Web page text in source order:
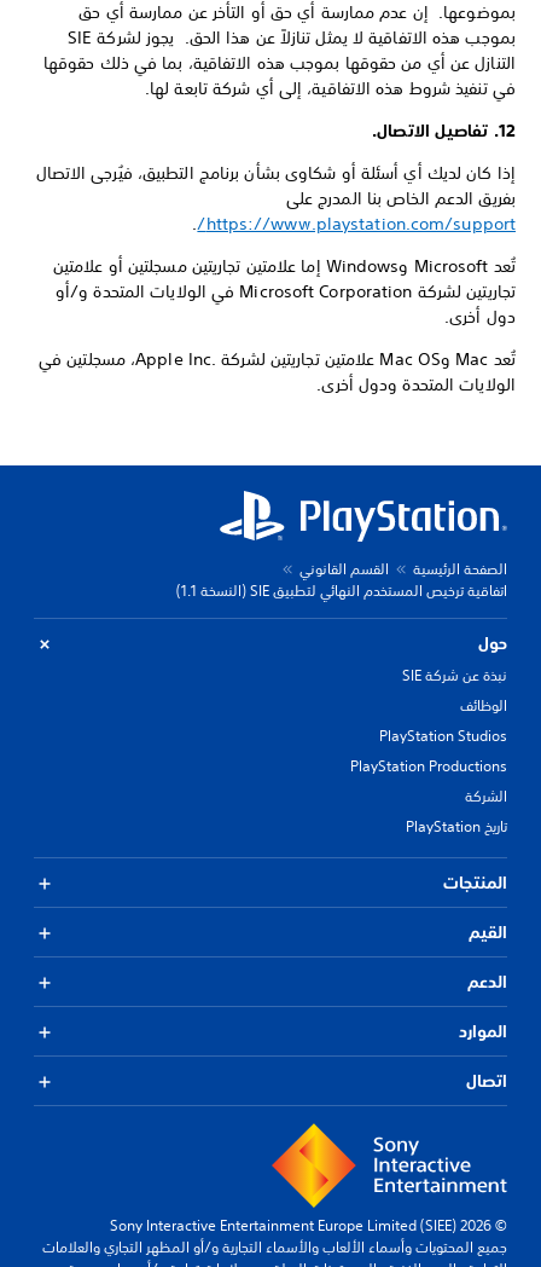
بموضوعها. إن عدم ممارسة أي حق أو التأخر عن ممارسة أي حق
بموجب هذه الاتفاقية لا يمثل تنازلاً عن هذا الحق. يجوز لشركة SIE
التنازل عن أي من حقوقها بموجب هذه الاتفاقية، بما في ذلك حقوقها
في تنفيذ شروط هذه الاتفاقية، إلى أي شركة تابعة لها.
12. تفاصيل الاتصال.
إذا كان لديك أي أسئلة أو شكاوى بشأن برنامج التطبيق، فيُرجى الاتصال
بفريق الدعم الخاص بنا المدرج على
https://www.playstation.com/support/
.
تُعد Microsoft وWindows إما علامتين تجاريتين مسجلتين أو علامتين
تجاريتين لشركة Microsoft Corporation في الولايات المتحدة و/أو
دول أخرى.
تُعد Mac وMac OS علامتين تجاريتين لشركة Apple Inc.‎، مسجلتين في
الولايات المتحدة ودول أخرى.
الصفحة الرئيسية
القسم القانوني
اتفاقية ترخيص المستخدم النهائي لتطبيق SIE (النسخة 1.1)
حول
نبذة عن شركة SIE
الوظائف
PlayStation Studios
PlayStation Productions
الشركة
تاريخ PlayStation
المنتجات
القيم
الدعم
الموارد
اتصال
© 2026 Sony Interactive Entertainment Europe Limited (SIEE)
جميع المحتويات وأسماء الألعاب والأسماء التجارية و/أو المظهر التجاري والعلامات